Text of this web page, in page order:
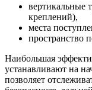
вертикальные
креплений),
места
пространство
Наибольшая
устанавливают на
позволяет